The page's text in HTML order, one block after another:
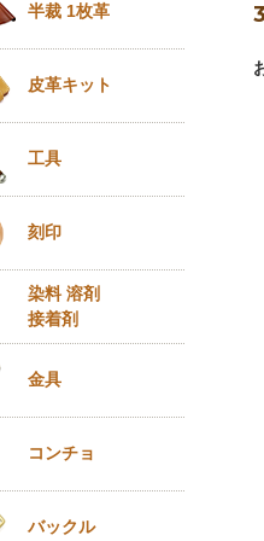
半裁 1枚革
皮革キット
工具
刻印
染料 溶剤
接着剤
金具
コンチョ
バックル